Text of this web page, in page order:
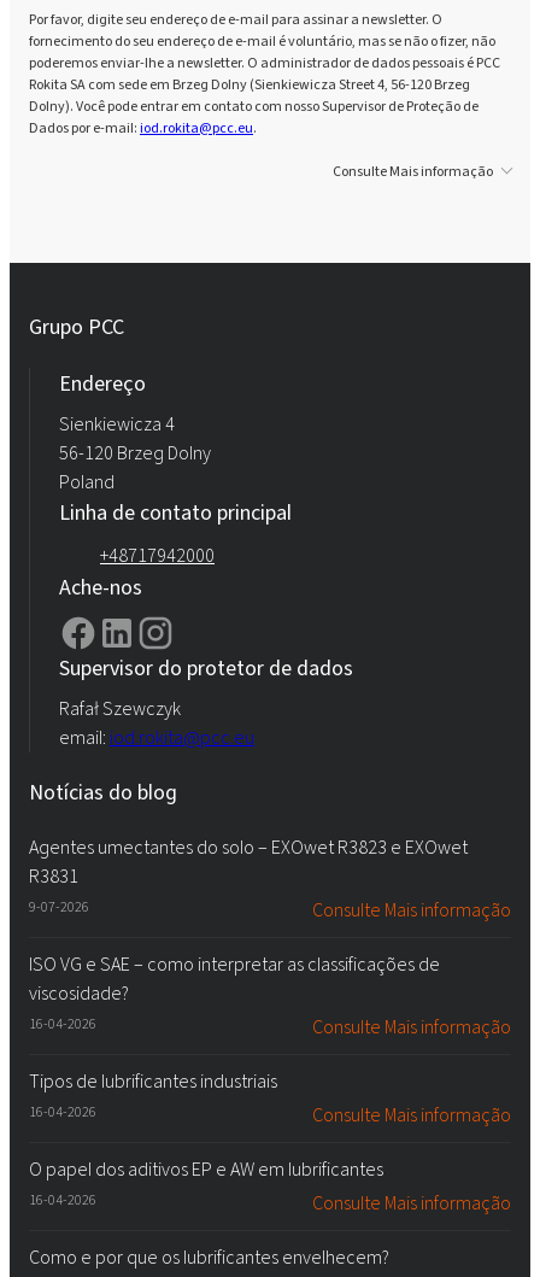
Rokopol® iCan 2432
Rokopol® iCan 2770
Rokopol® vTec 770 (poliéter poliol)
Rokopol® vTec 8888 (poliéter poliol)
Por favor, digite seu endereço de e-mail para assinar a newsletter. O
fornecimento do seu endereço de e-mail é voluntário, mas se não o fizer, não
poderemos enviar-lhe a newsletter. O administrador de dados pessoais é PCC
Rokita SA com sede em Brzeg Dolny (Sienkiewicza Street 4, 56-120 Brzeg
Dolny). Você pode entrar em contato com nosso Supervisor de Proteção de
Dados por e-mail:iod.rokita@pcc.eu.
Consulte Mais informação
Grupo PCC
Endereço
Sienkiewicza 4
56-120 Brzeg Dolny
Poland
Linha de contato principal
+48717942000
Ache-nos
Supervisor do protetor de dados
Rafał Szewczyk
email: iod.rokita@pcc.eu
Notícias do blog
Agentes umectantes do solo – EXOwet R3823 e EXOwet
R3831
9-07-2026 Consulte Mais informação
ISO VG e SAE – como interpretar as classificações de
viscosidade?
16-04-2026 Consulte Mais informação
Tipos de lubrificantes industriais
16-04-2026 Consulte Mais informação
O papel dos aditivos EP e AW em lubrificantes
16-04-2026 Consulte Mais informação
Como e por que os lubrificantes envelhecem?